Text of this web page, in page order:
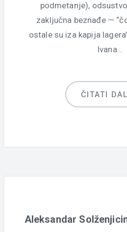
podmetanje),
zaključna beznađe —
ostale su iza kapija
Ivana…
ČITATI
Aleksandar